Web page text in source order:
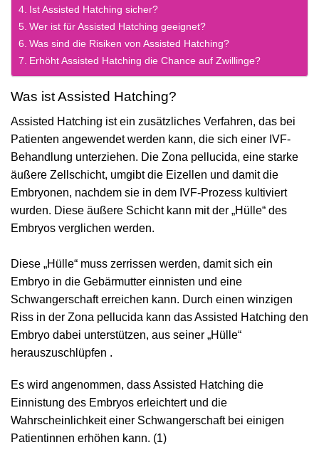
Ist Assisted Hatching sicher?
Wer ist für Assisted Hatching geeignet?
Was sind die Risiken von Assisted Hatching?
Erhöht Assisted Hatching die Chance auf Zwillinge?
Was ist Assisted Hatching?
Assisted Hatching ist ein zusätzliches Verfahren, das bei
Patienten angewendet werden kann, die sich einer IVF-
Behandlung unterziehen. Die Zona pellucida, eine starke
äußere Zellschicht, umgibt die Eizellen und damit die
Embryonen, nachdem sie in dem IVF-Prozess kultiviert
wurden. Diese äußere Schicht kann mit der „Hülle“ des
Embryos verglichen werden.
Diese „Hülle“ muss zerrissen werden, damit sich ein
Embryo in die Gebärmutter einnisten und eine
Schwangerschaft erreichen kann. Durch einen winzigen
Riss in der Zona pellucida kann das Assisted Hatching den
Embryo dabei unterstützen, aus seiner „Hülle“
herauszuschlüpfen .
Es wird angenommen, dass Assisted Hatching die
Einnistung des Embryos erleichtert und die
Wahrscheinlichkeit einer Schwangerschaft bei einigen
Patientinnen erhöhen kann. (1)